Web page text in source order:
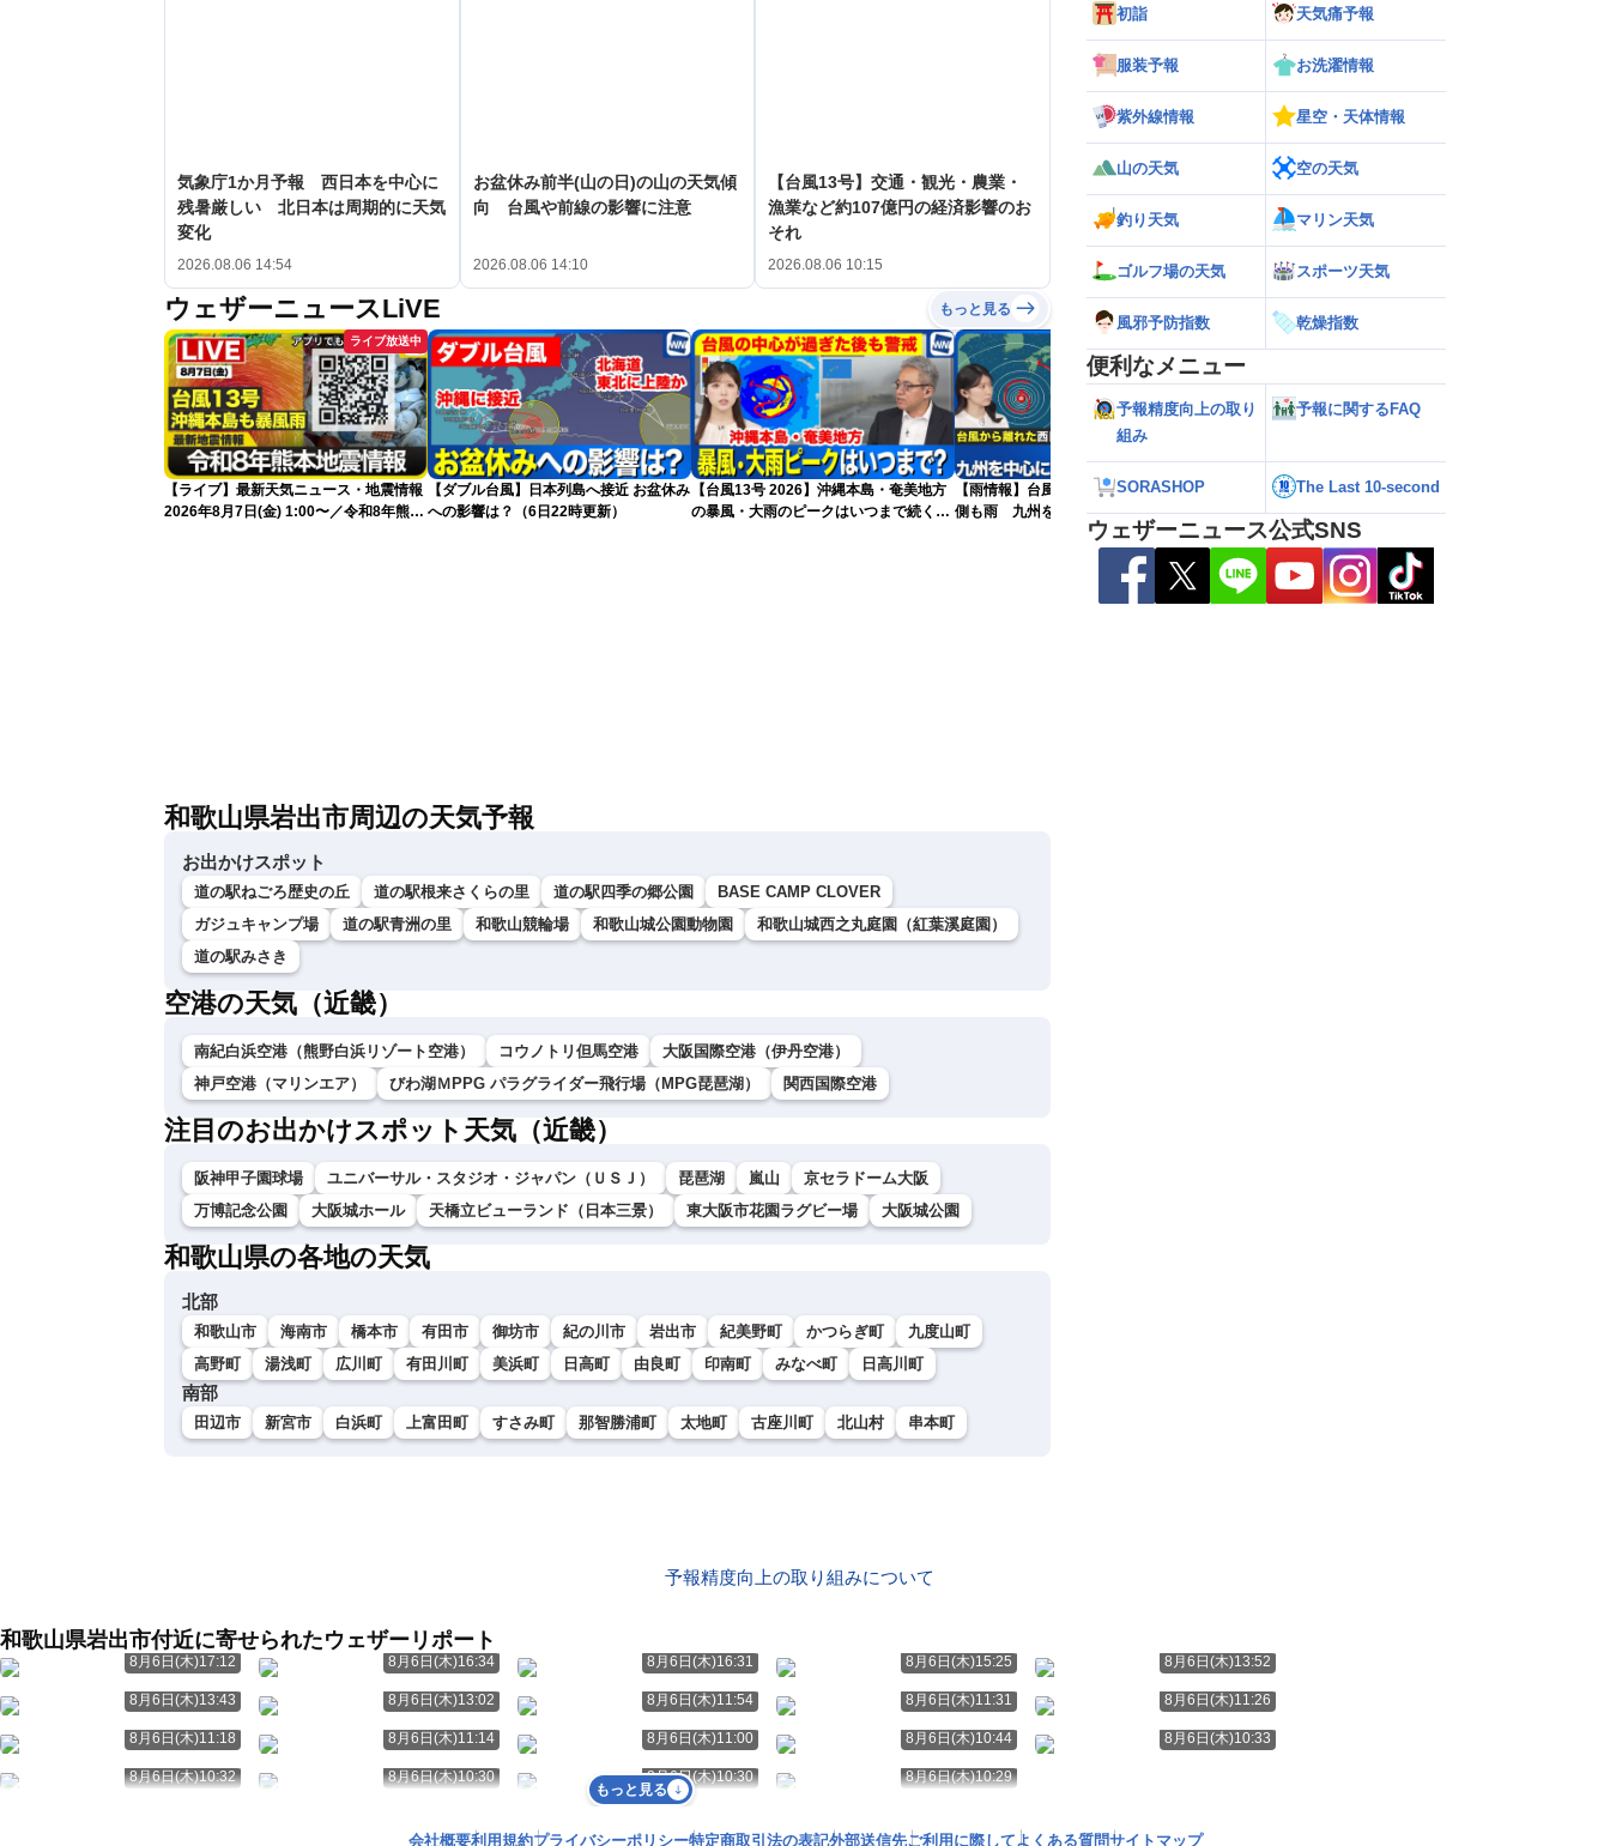
気象庁1か月予報 西日本を中心に
残暑厳しい 北日本は周期的に天気
変化
2026.08.06 14:54
お盆休み前半(山の日)の山の天気傾
向 台風や前線の影響に注意
2026.08.06 14:10
【台風13号】交通・観光・農業・
漁業など約107億円の経済影響のお
それ
2026.08.06 10:15
ウェザーニュースLiVE もっと見る
ライブ放送中
【ライブ】最新天気ニュース・地震情報
2026年8月7日(金) 1:00〜／令和8年熊本
【ダブル台風】日本列島へ接近 お盆休み
への影響は？（6日22時更新）
【台風13号 2026】沖縄本島・奄美地方
の暴風・大雨のピークはいつまで続く？
【雨情報】台風から離れた西日本太平洋
側も雨 九州を中心に大雨のおそれ
【熊本八代で39℃観測】被災地・熊本へ
台風による雨風の影響は？
和歌山県岩出市周辺の天気予報
お出かけスポット
道の駅ねごろ歴史の丘 道の駅根来さくらの里 道の駅四季の郷公園
BASE CAMP CLOVER
ガジュキャンプ場
道の駅青洲の里 和歌山競輪場 和歌山城公園動物園
和歌山城西之丸庭園（紅葉溪庭園）
道の駅みさき
空港の天気（近畿）
南紀白浜空港（熊野白浜リゾート空港） コウノトリ但馬空港
大阪国際空港（伊丹空港）
神戸空港（マリンエア）
びわ湖ＭPPG パラグライダー飛行場（MPG琵琶湖） 関西国際空港
注目のお出かけスポット天気（近畿）
阪神甲子園球場 ユニバーサル・スタジオ・ジャパン（ＵＳＪ） 琵琶湖 嵐山
京セラドーム大阪
万博記念公園
大阪城ホール 天橋立ビューランド（日本三景） 東大阪市花園ラグビー場 大阪城公園
和歌山県の各地の天気
北部
和歌山市 海南市 橋本市 有田市 御坊市 紀の川市 岩出市 紀美野町 かつらぎ町
九度山町
高野町
湯浅町 広川町 有田川町 美浜町 日高町 由良町 印南町 みなべ町 日高川町
南部
田辺市 新宮市 白浜町 上富田町 すさみ町 那智勝浦町 太地町 古座川町 北山村 串本町
初詣 天気痛予報
服装予報 お洗濯情報
紫外線情報 星空・天体情報
山の天気 空の天気
釣り天気 マリン天気
ゴルフ場の天気 スポーツ天気
風邪予防指数 乾燥指数
便利なメニュー
予報精度向上の取り
組み
予報に関するFAQ
SORASHOP The Last 10-second
ウェザーニュース公式SNS
予報精度向上の取り組みについて
和歌山県岩出市付近に寄せられたウェザーリポート
8月6日(木)17:12 8月6日(木)16:34 8月6日(木)16:31 8月6日(木)15:25 8月6日(木)13:52
8月6日(木)13:43 8月6日(木)13:02 8月6日(木)11:54 8月6日(木)11:31 8月6日(木)11:26
8月6日(木)11:18 8月6日(木)11:14 8月6日(木)11:00 8月6日(木)10:44 8月6日(木)10:33
8月6日(木)10:32 8月6日(木)10:30 8月6日(木)10:30 8月6日(木)10:29
もっと見る
会社概要利用規約プライバシーポリシー特定商取引法の表記外部送信先ご利用に際して よくある質問サイトマップ